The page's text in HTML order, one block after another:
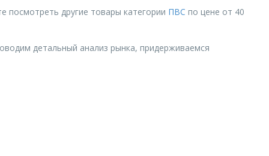
другие товары категории ПВС по цене от 40
детальный анализ рынка, придерживаемся